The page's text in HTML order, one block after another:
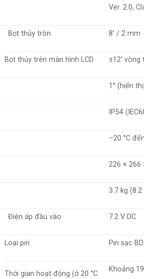
Ver. 2.0,
Bọt thủy tròn 8′ / 2 mm
Bọt thủy trên màn hình LCD ±12′ vòng
1° (hiển
IP54
–20 °C
226 × 266
3.7 kg (8.2
Điện áp đầu vào 7.2 V DC
Loại pin Pin sạc
Thời gian hoạt động (ở 20 °C
Khoảng